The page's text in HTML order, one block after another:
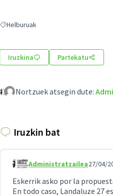
Helburuak hautaketaren emaitzak
Helburuak
Iruzkina Partekatu
Nortzuek atsegin dute:
Iruzkin bat
Iruzkindu 10
Administratzailea27/04/
Eskerrik asko por la
En todo caso, Landaluze 27